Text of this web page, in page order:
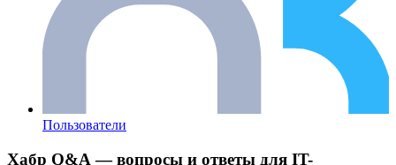
Пользователи
Хабр Q&A — вопросы и ответы для IT-